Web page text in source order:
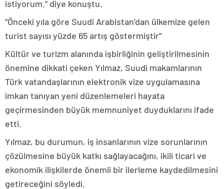
istiyorum.” diye konuştu.
“Önceki yıla göre Suudi Arabistan’dan ülkemize gelen
turist sayısı yüzde 65 artış göstermiştir”
Kültür ve turizm alanında işbirliğinin geliştirilmesinin
önemine dikkati çeken Yılmaz, Suudi makamlarının
Türk vatandaşlarının elektronik vize uygulamasına
imkan tanıyan yeni düzenlemeleri hayata
geçirmesinden büyük memnuniyet duyduklarını ifade
etti.
Yılmaz, bu durumun, iş insanlarının vize sorunlarının
çözülmesine büyük katkı sağlayacağını, ikili ticari ve
ekonomik ilişkilerde önemli bir ilerleme kaydedilmesini
getireceğini söyledi.